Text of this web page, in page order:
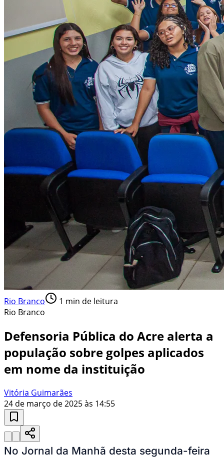
Rio Branco 1 min de leitura
Rio Branco
Defensoria Pública do Acre alerta a
população sobre golpes aplicados
em nome da instituição
Vitória Guimarães
24 de março de 2025 às 14:55
No Jornal da Manhã desta segunda-feira